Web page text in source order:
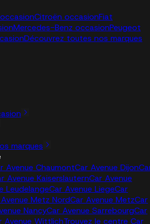
Citroën occasionFiat
Mercedes-Benz occasionPeugeot
Découvrez toutes nos marques
marques
Avenue ChaumontCar Avenue Dijon
Avenue KaiserslauternCar Avenue
LeudelangeCar Avenue LiegeCar
Metz NordCar Avenue MetzCar
NancyCar Avenue SarrebourgCar
Avenue WittlichTrouvez le centre Car